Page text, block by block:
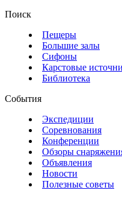
Поиск
Пещеры
Большие залы
Сифоны
Карстовые
Библиотека
События
Экспедиции
Соревнования
Конференции
Обзоры
Объявления
Новости
Полезные советы